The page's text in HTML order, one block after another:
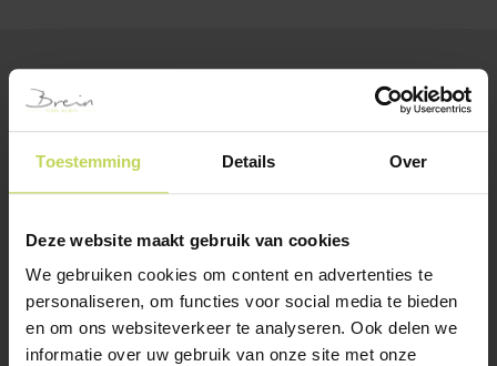
Toestemming Details Over
Deze website maakt gebruik van cookies
We gebruiken cookies om content en advertenties te
personaliseren, om functies voor social media te bieden
en om ons websiteverkeer te analyseren. Ook delen we
informatie over uw gebruik van onze site met onze
BESTSELLERS
Klanten bekeken ook